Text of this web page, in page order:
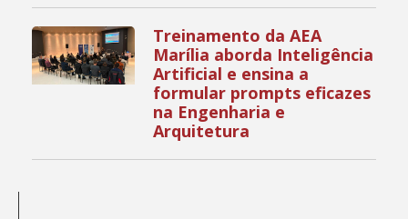
Treinamento da AEA
Marília aborda Inteligência
Artificial e ensina a
formular prompts eficazes
na Engenharia e
Arquitetura